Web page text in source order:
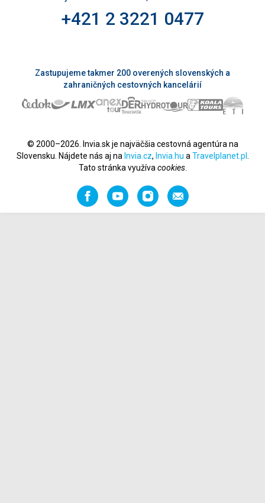
+421 2 3221 0477
Zastupujeme takmer 200 overených slovenských a
zahraničných cestovných kancelárií
© 2000–2026. Invia.sk je najväčšia cestovná agentúra na
Slovensku. Nájdete nás aj na Invia.cz, Invia.hu a Travelplanet.pl
Tato stránka využíva cookies.
FacebookYouTubeInstagramOdporučiť